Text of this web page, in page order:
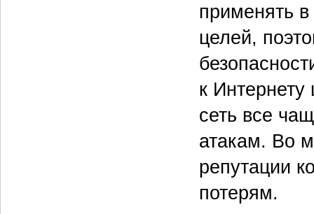
применять
целей,
к Интернету
сеть все
атакам. Во
репутации
потерям.